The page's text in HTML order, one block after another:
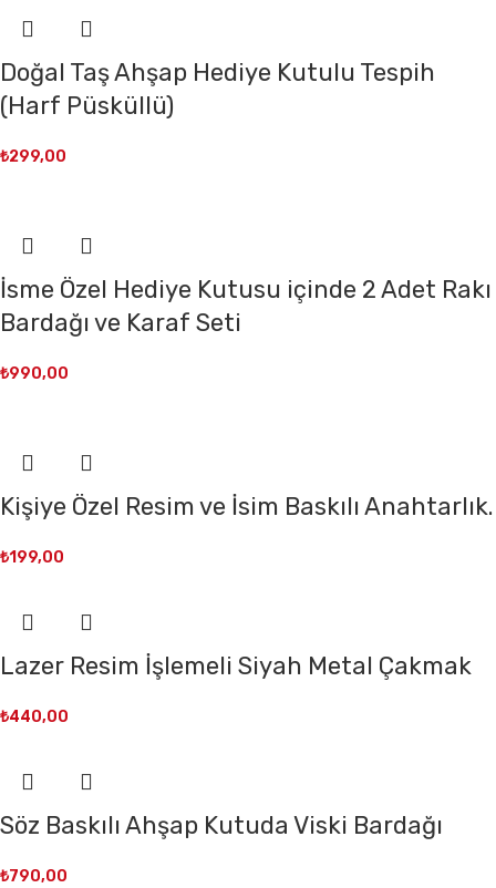
Doğal Taş Ahşap Hediye Kutulu Tespih
(Harf Püsküllü)
₺299,00
İsme Özel Hediye Kutusu içinde 2 Adet Rakı
Bardağı ve Karaf Seti
₺990,00
Kişiye Özel Resim ve İsim Baskılı Anahtarlık.
₺199,00
Lazer Resim İşlemeli Siyah Metal Çakmak
₺440,00
Söz Baskılı Ahşap Kutuda Viski Bardağı
₺790,00